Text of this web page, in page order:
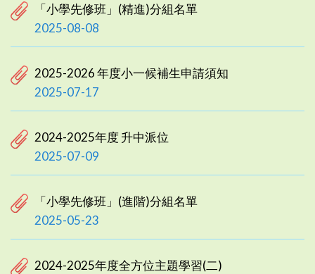
「小學先修班」(精進)分組名單
2025-08-08
2025-2026 年度小一候補生申請須知
2025-07-17
2024-2025年度 升中派位
2025-07-09
「小學先修班」(進階)分組名單
2025-05-23
2024-2025年度全方位主題學習(二)